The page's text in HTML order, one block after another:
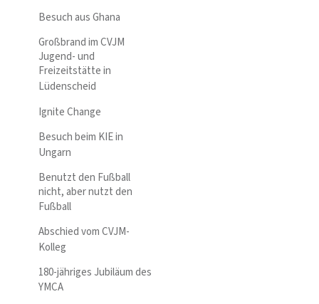
Besuch aus Ghana
Großbrand im CVJM
Jugend- und
Freizeitstätte in
Lüdenscheid
Ignite Change
Besuch beim KIE in
Ungarn
Benutzt den Fußball
nicht, aber nutzt den
Fußball
Abschied vom CVJM-
Kolleg
180-jähriges Jubiläum des
YMCA